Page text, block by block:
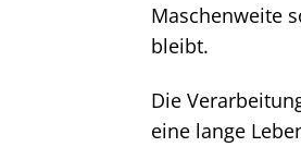
Maschenweite
bleibt.
Die
eine lange